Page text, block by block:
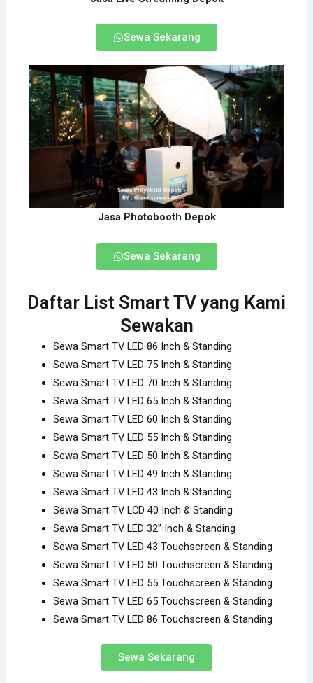
Sewa Sekarang
Jasa Photobooth Depok
Sewa Sekarang
Daftar List Smart TV yang Kami
Sewakan
Sewa Smart TV LED 86 Inch & Standing
Sewa Smart TV LED 75 Inch & Standing
Sewa Smart TV LED 70 Inch & Standing
Sewa Smart TV LED 65 Inch & Standing
Sewa Smart TV LED 60 Inch & Standing
Sewa Smart TV LED 55 Inch & Standing
Sewa Smart TV LED 50 Inch & Standing
Sewa Smart TV LED 49 Inch & Standing
Sewa Smart TV LED 43 Inch & Standing
Sewa Smart TV LCD 40 Inch & Standing
Sewa Smart TV LED 32” Inch & Standing
Sewa Smart TV LED 43 Touchscreen & Standing
Sewa Smart TV LED 50 Touchscreen & Standing
Sewa Smart TV LED 55 Touchscreen & Standing
Sewa Smart TV LED 65 Touchscreen & Standing
Sewa Smart TV LED 86 Touchscreen & Standing
Sewa Sekarang